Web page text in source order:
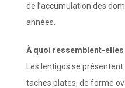
de l’accumulation des
années.
À quoi ressemblent-elles
Les lentigos se
taches plates, de forme